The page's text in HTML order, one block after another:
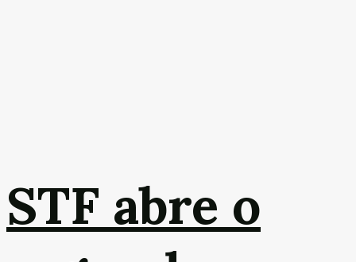
STF abre o